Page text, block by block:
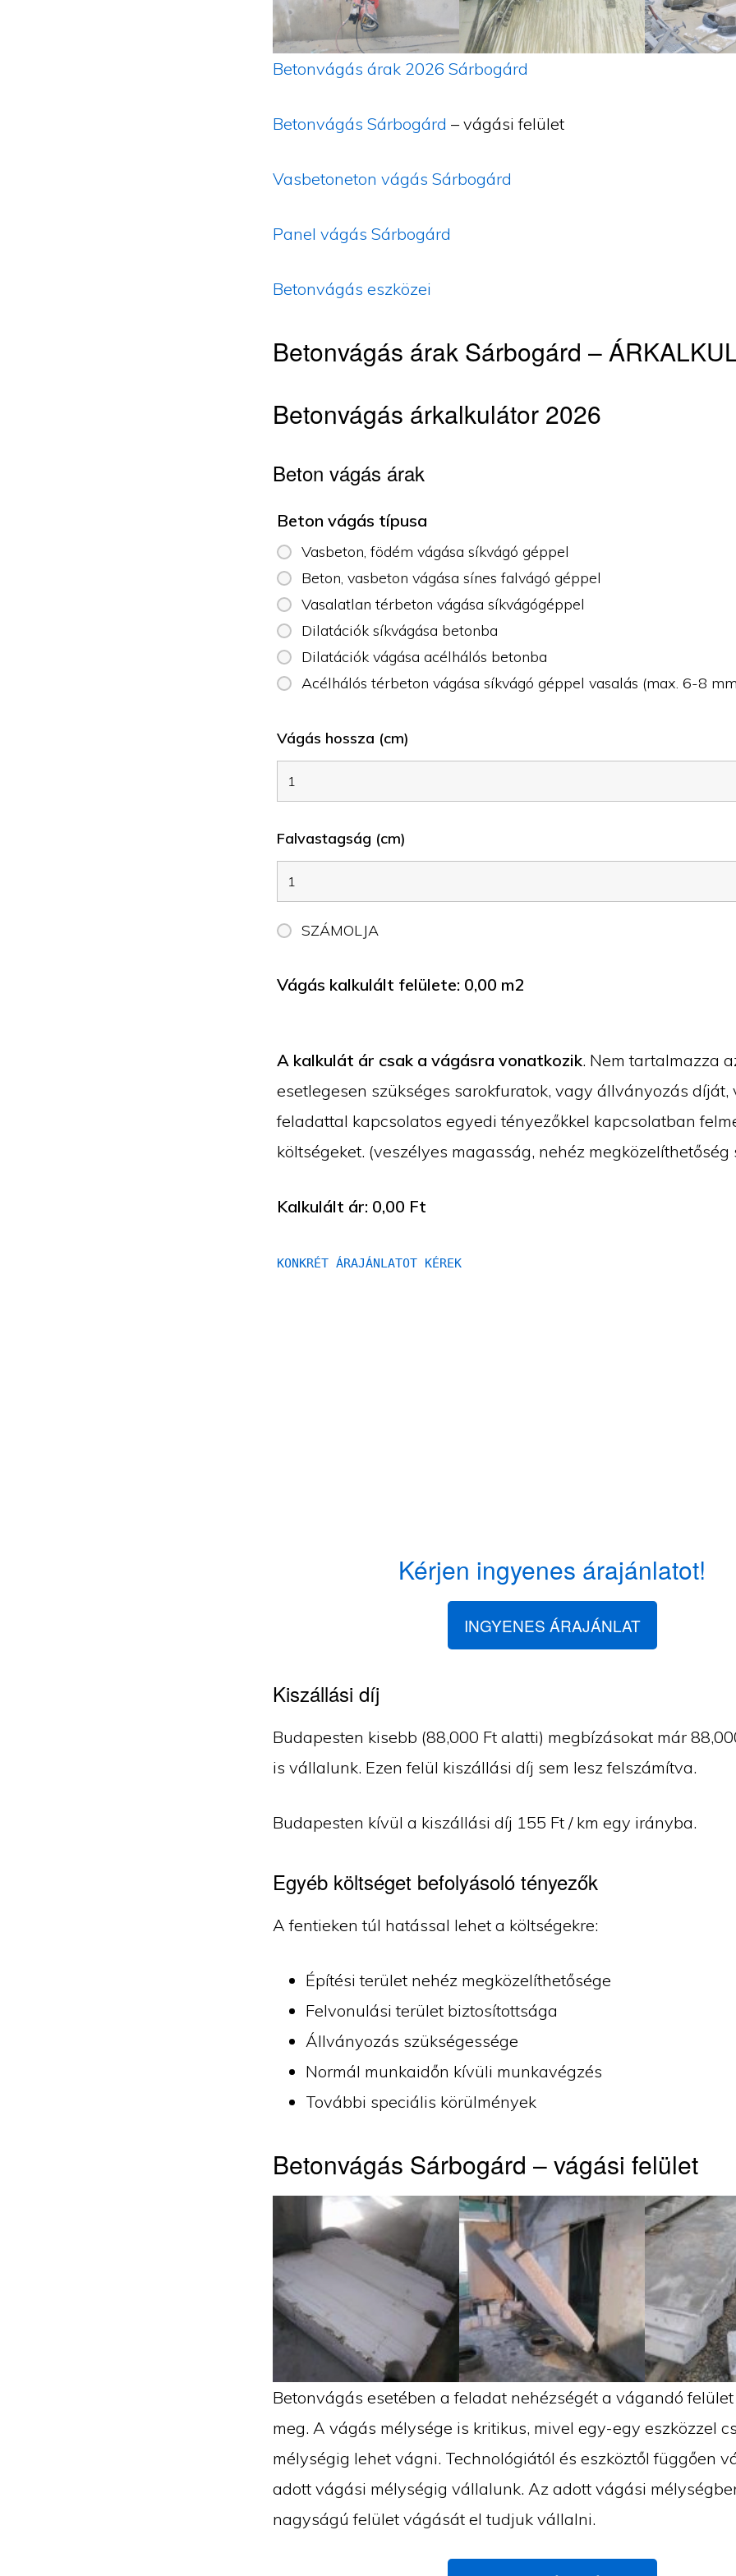
Betonvágás árak 2026 Sárbogárd
Betonvágás Sárbogárd – vágási felület
Vasbetoneton vágás Sárbogárd
Panel vágás Sárbogárd
Betonvágás eszközei
Betonvágás árak Sárbogárd –
Betonvágás árkalkulátor 2026
Beton vágás árak
Beton vágás típusa
Vasbeton, födém vágása síkvágó géppel
Beton, vasbeton vágása sínes falvágó géppel
Vasalatlan térbeton vágása síkvágógéppel
Dilatációk síkvágása betonba
Dilatációk vágása acélhálós betonba
Acélhálós térbeton vágása síkvágó géppel vasalás (max. 6-8
Vágás hossza (cm)
Falvastagság (cm)
SZÁMOLJA
Vágás kalkulált felülete: 0,00 m2
A kalkulát ár csak a vágásra vonatkozik. Nem tartalmazza
esetlegesen szükséges sarokfuratok, vagy állványozás díját,
feladattal kapcsolatos egyedi tényezőkkel kapcsolatban
költségeket. (veszélyes magasság, nehéz megközelíthetőség
Kalkulált ár: 0,00 Ft
KONKRÉT ÁRAJÁNLATOT KÉREK
Kérjen ingyenes árajánlatot!
INGYENES ÁRAJÁNLAT
Kiszállási díj
Budapesten kisebb (88,000 Ft alatti) megbízásokat már
is vállalunk. Ezen felül kiszállási díj sem lesz felszámítva.
Budapesten kívül a kiszállási díj 155 Ft / km egy irányba.
Egyéb költséget befolyásoló tényezők
A fentieken túl hatással lehet a költségekre:
Építési terület nehéz megközelíthetősége
Felvonulási terület biztosítottsága
Állványozás szükségessége
Normál munkaidőn kívüli munkavégzés
További speciális körülmények
Betonvágás Sárbogárd – vágási felület
Betonvágás esetében a feladat nehézségét a vágandó
meg. A vágás mélysége is kritikus, mivel egy-egy eszközzel
mélységig lehet vágni. Technológiától és eszköztől függően
adott vágási mélységig vállalunk. Az adott vágási
nagyságú felület vágását el tudjuk vállalni.